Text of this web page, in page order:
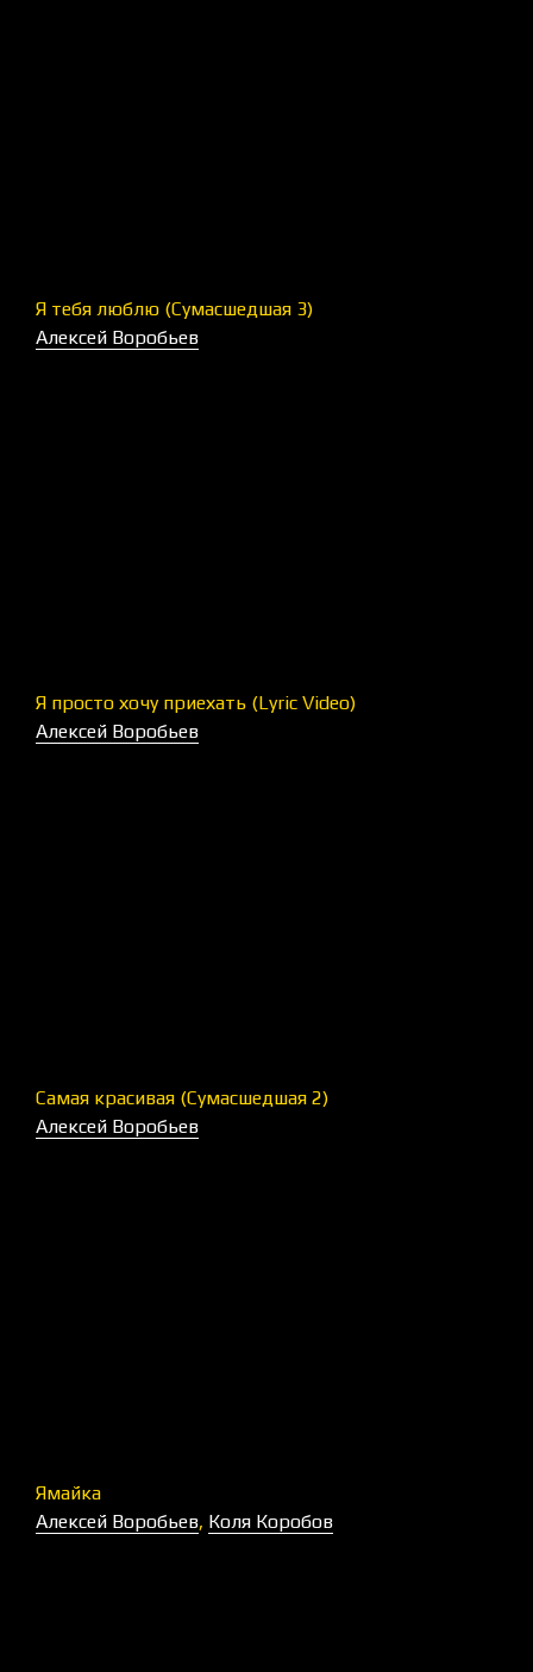
Я тебя люблю (Сумасшедшая 3)
Алексей Воробьев
Я просто хочу приехать (Lyric Video)
Алексей Воробьев
Самая красивая (Сумасшедшая 2)
Алексей Воробьев
Ямайка
Алексей Воробьев, Коля Коробов